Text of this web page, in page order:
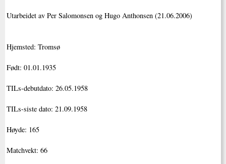
Utarbeidet av Per Salomonsen og Hugo Anthonsen (21.06.2006)
Hjemsted: Tromsø
Født: 01.01.1935
TILs-debutdato: 26.05.1958
TILs-siste dato: 21.09.1958
Høyde: 165
Matchvekt: 66